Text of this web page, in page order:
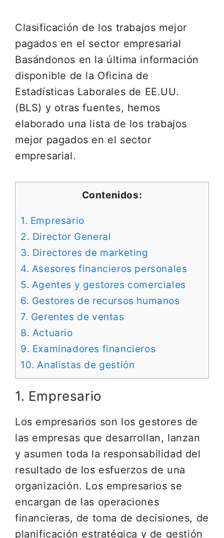
Clasificación de los trabajos mejor
pagados en el sector empresarial
Basándonos en la última información
disponible de la Oficina de
Estadísticas Laborales de EE.UU.
(BLS) y otras fuentes, hemos
elaborado una lista de los trabajos
mejor pagados en el sector
empresarial.
Contenidos:
1. Empresario
2. Director General
3. Directores de marketing
4. Asesores financieros personales
5. Agentes y gestores comerciales
6. Gestores de recursos humanos
7. Gerentes de ventas
8. Actuario
9. Examinadores financieros
10. Analistas de gestión
1. Empresario
Los empresarios son los gestores de
las empresas que desarrollan, lanzan
y asumen toda la responsabilidad del
resultado de los esfuerzos de una
organización. Los empresarios se
encargan de las operaciones
financieras, de toma de decisiones, de
planificación estratégica y de gestión